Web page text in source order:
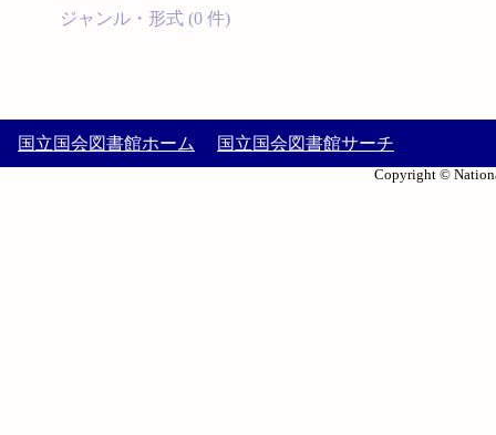
ジャンル・形式 (0 件)
国立国会図書館ホーム 国立国会図書館サーチ
Copyright ©